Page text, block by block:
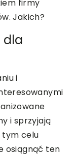
firmy
Jakich?
dla
i
i sprzyjają
tym celu
osiągnąć ten